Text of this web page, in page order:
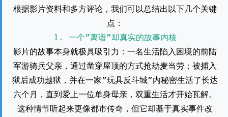
根据影片资料和多方评论，我们可以总结出以下几个关键
点：
1. 一个”离谱”却真实的故事内核
影片的故事本身就极具吸引力：一名生活陷入困境的前陆
军游骑兵父亲，通过凿穿屋顶的方式抢劫麦当劳；被捕入
狱后成功越狱，并在一家”玩具反斗城”内秘密生活了长达
六个月，直到爱上一位单身母亲，双重生活才开始瓦解。
这种情节听起来更像都市传奇，但它却基于真实事件改